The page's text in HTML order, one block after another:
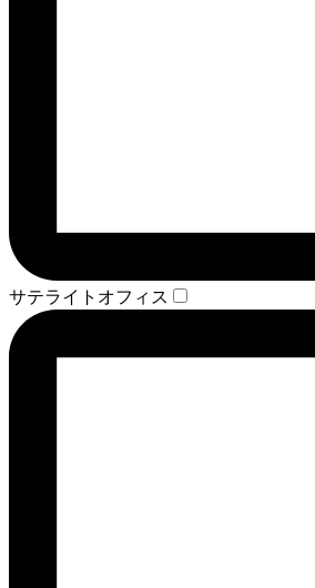
サテライトオフィス